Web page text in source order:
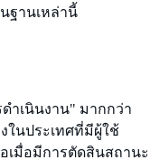
ฐานเหล่านี้
ำเนินงาน" มากกว่า
ในประเทศที่มีผู้ใช้
เมื่อมีการตัดสินสถานะ